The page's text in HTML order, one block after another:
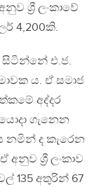
ශ්‍රී ලංකාවේ
4,200කි.
සිටින්නේ එ.ජ.
ය. ඒ සමාජ
අද්දර
ගැනෙන
නමින් ද කැරෙන
ශ්‍රී ලංකාව
135 අතුරින් 67